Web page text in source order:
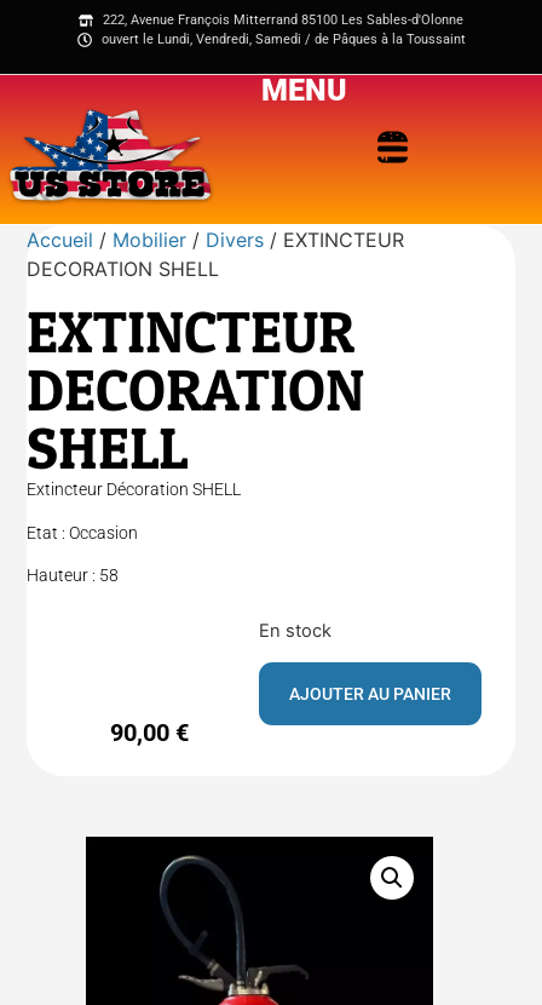
222, Avenue François Mitterrand 85100 Les Sables-d'Olonne
ouvert le Lundi, Vendredi, Samedi / de Pâques à la Toussaint
MENU
Accueil / Mobilier / Divers / EXTINCTEUR
DECORATION SHELL
EXTINCTEUR
DECORATION
SHELL
Extincteur Décoration SHELL
Etat : Occasion
Hauteur : 58
90,00 €
En stock
AJOUTER AU PANIER